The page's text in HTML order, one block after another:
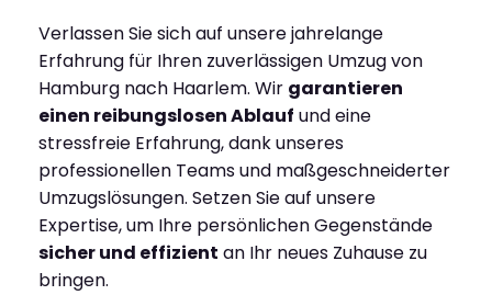
Verlassen Sie sich auf unsere jahrelange
Erfahrung für Ihren zuverlässigen Umzug von
Hamburg nach Haarlem. Wir garantieren
einen reibungslosen Ablauf und eine
stressfreie Erfahrung, dank unseres
professionellen Teams und maßgeschneiderter
Umzugslösungen. Setzen Sie auf unsere
Expertise, um Ihre persönlichen Gegenstände
sicher und effizient an Ihr neues Zuhause zu
bringen.